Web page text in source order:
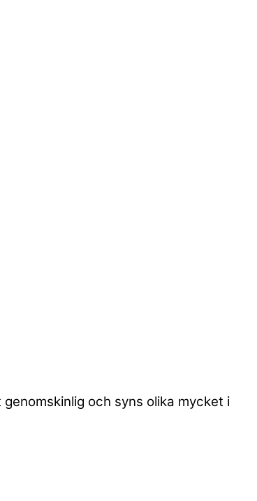
och syns olika mycket i